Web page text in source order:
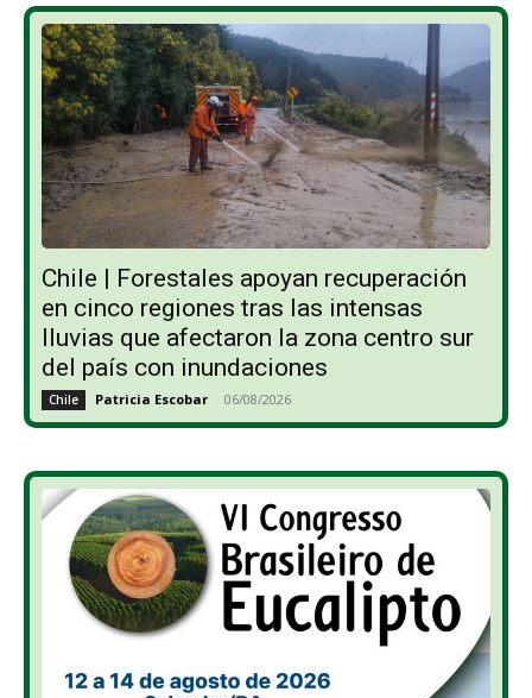
Chile | Forestales apoyan recuperación
en cinco regiones tras las intensas
lluvias que afectaron la zona centro sur
del país con inundaciones
Chile Patricia Escobar - 06/08/2026